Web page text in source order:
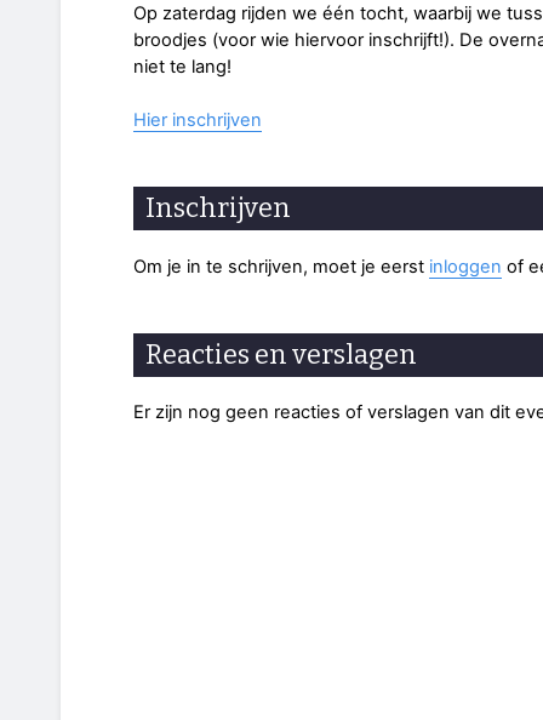
Op zaterdag rijden we één tocht, waarbij we
broodjes (voor wie hiervoor inschrijft!). De
niet te lang!
Hier inschrijven
Inschrijven
Om je in te schrijven, moet je eerst inloggen of
Reacties en verslagen
Er zijn nog geen reacties of verslagen van dit